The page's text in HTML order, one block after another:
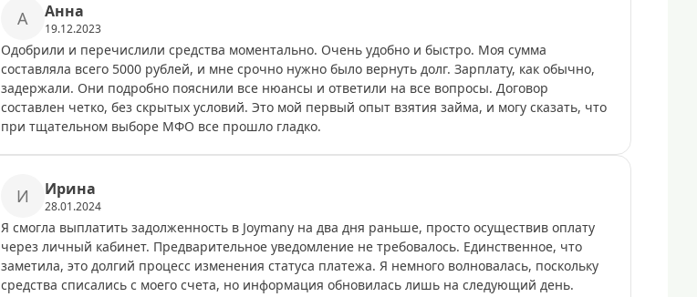
А Анна
19.12.2023
Одобрили и перечислили средства моментально. Очень удобно и быстро. Моя сумма
составляла всего 5000 рублей, и мне срочно нужно было вернуть долг. Зарплату, как обычно,
задержали. Они подробно пояснили все нюансы и ответили на все вопросы. Договор
составлен четко, без скрытых условий. Это мой первый опыт взятия займа, и могу сказать, что
при тщательном выборе МФО все прошло гладко.
И Ирина
28.01.2024
Я смогла выплатить задолженность в Joymany на два дня раньше, просто осуществив оплату
через личный кабинет. Предварительное уведомление не требовалось. Единственное, что
заметила, это долгий процесс изменения статуса платежа. Я немного волновалась, поскольку
средства списались с моего счета, но информация обновилась лишь на следующий день.